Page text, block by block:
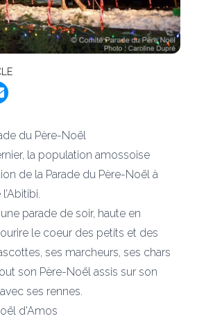
du Père-Noël
la population amossoise
de la Parade du Père-Noël à
parade de soir, haute en
le coeur des petits et des
ses marcheurs, ses chars
son Père-Noël assis sur son
ses rennes.